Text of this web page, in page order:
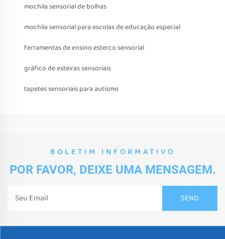
mochila sensorial de bolhas
mochila sensorial para escolas de educação especial
ferramentas de ensino esterco sensorial
gráfico de esteiras sensoriais
tapetes sensoriais para autismo
BOLETIM INFORMATIVO
POR FAVOR, DEIXE UMA MENSAGEM.